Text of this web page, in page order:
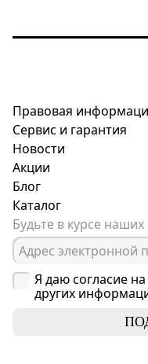
Правовая
Сервис и гарантия
Новости
Акции
Блог
Каталог
Будьте в курсе
Я даю согласие
других